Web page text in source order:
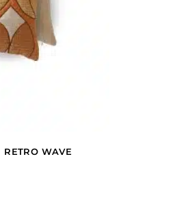
RETRO WAVE